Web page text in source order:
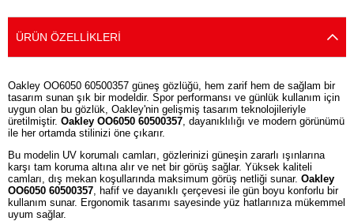
ÜRÜN ÖZELLIKLERI
Oakley OO6050 60500357 güneş gözlüğü, hem zarif hem de sağlam bir
tasarım sunan şık bir modeldir. Spor performansı ve günlük kullanım için
uygun olan bu gözlük, Oakley'nin gelişmiş tasarım teknolojileriyle
üretilmiştir. Oakley OO6050 60500357, dayanıklılığı ve modern görünümü
ile her ortamda stilinizi öne çıkarır.
Bu modelin UV korumalı camları, gözlerinizi güneşin zararlı ışınlarına
karşı tam koruma altına alır ve net bir görüş sağlar. Yüksek kaliteli
camları, dış mekan koşullarında maksimum görüş netliği sunar. Oakley
OO6050 60500357 , hafif ve dayanıklı çerçevesi ile gün boyu konforlu bir
kullanım sunar. Ergonomik tasarımı sayesinde yüz hatlarınıza mükemmel
uyum sağlar.